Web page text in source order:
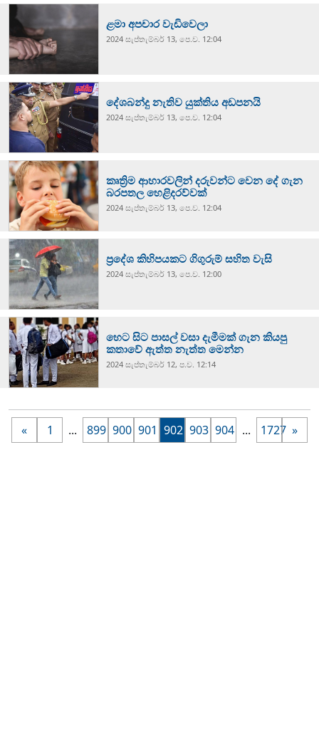
ළමා අපචාර වැඩිවෙලා
2024 සැප්‍තැම්‍බර් 13, පෙ.ව. 12:04
දේශබන්දු නැතිව යුක්තිය අඩපනයි
2024 සැප්‍තැම්‍බර් 13, පෙ.ව. 12:04
කෘත්‍රිම ආහාරවලින් දරුවන්ට වෙන දේ ගැන
බරපතල හෙළිදරව්වක්
2024 සැප්‍තැම්‍බර් 13, පෙ.ව. 12:04
ප්‍රදේශ කිහිපයකට ගිගුරුම් සහිත වැසි
2024 සැප්‍තැම්‍බර් 13, පෙ.ව. 12:00
හෙට සිට පාසල් වසා දැමීමක් ගැන කියපු
කතාවේ ඇත්ත නැත්ත මෙන්න
2024 සැප්‍තැම්‍බර් 12, ප.ව. 12:14
« 1 ... 899 900 901 902 903 904 ... 1727 »